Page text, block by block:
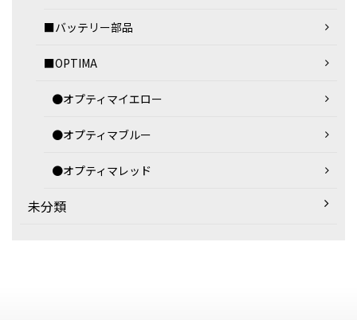
■バッテリー部品
■OPTIMA
●オプティマイエロー
●オプティマブルー
●オプティマレッド
未分類